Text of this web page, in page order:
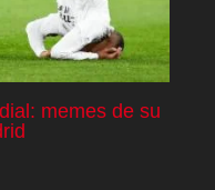
memes de su